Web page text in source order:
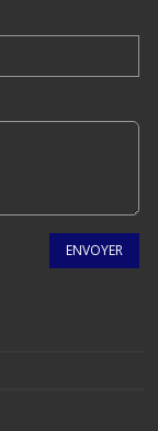
ENVOYER